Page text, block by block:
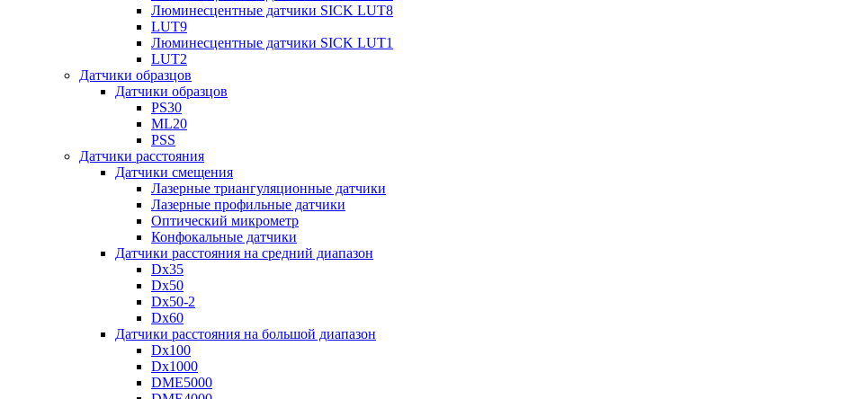
Люминесцентные датчики SICK LUT8
LUT9
Люминесцентные датчики SICK LUT1
LUT2
Датчики образцов
Датчики образцов
PS30
ML20
PSS
Датчики расстояния
Датчики смещения
Лазерные триангуляционные датчики
Лазерные профильные датчики
Оптический микрометр
Конфокальные датчики
Датчики расстояния на средний диапазон
Dx35
Dx50
Dx50-2
Dx60
Датчики расстояния на большой диапазон
Dx100
Dx1000
DME5000